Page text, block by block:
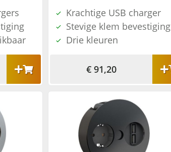
Krachtige USB charger
Stevige klem bevestiging
Drie kleuren
€ 91,20